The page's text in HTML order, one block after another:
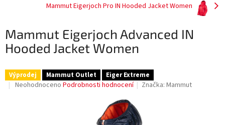
Mammut Eigerjoch Pro IN Hooded Jacket Women
Mammut Eigerjoch Advanced IN
Hooded Jacket Women
Výprodej Mammut Outlet Eiger Extreme
Průměrné
Neohodnoceno Podrobnosti hodnocení Značka:Mammut